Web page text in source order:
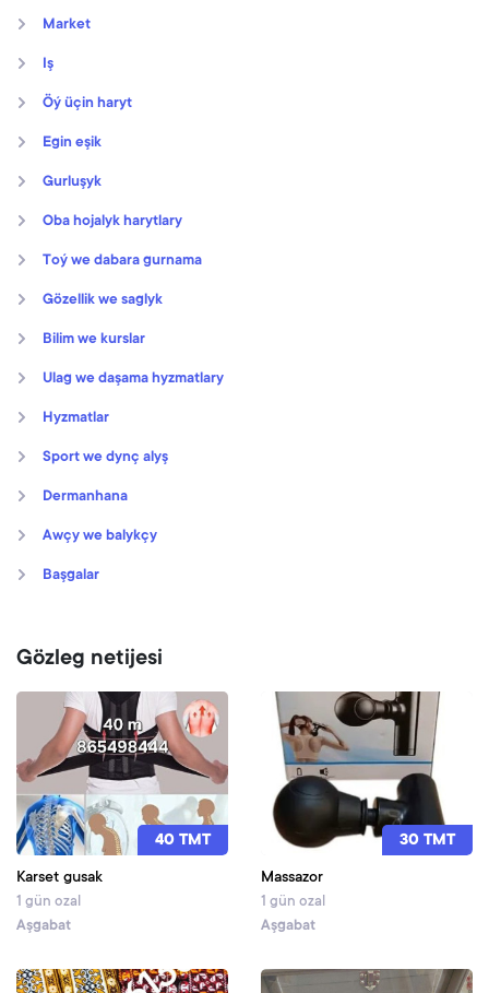
Market
Iş
Öý üçin haryt
Egin eşik
Gurluşyk
Oba hojalyk harytlary
Toý we dabara gurnama
Gözellik we saglyk
Bilim we kurslar
Ulag we daşama hyzmatlary
Hyzmatlar
Sport we dynç alyş
Dermanhana
Awçy we balykçy
Başgalar
Gözleg netijesi
40 TMT
Karset gusak
1 gün ozal
Aşgabat
30 TMT
Massazor
1 gün ozal
Aşgabat